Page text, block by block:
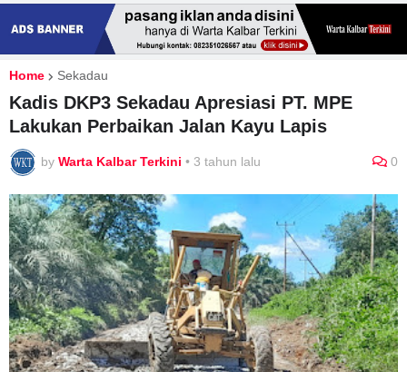
Home Sekadau
Kadis DKP3 Sekadau Apresiasi PT. MPE
Lakukan Perbaikan Jalan Kayu Lapis
by Warta Kalbar Terkini • 3 tahun lalu 0